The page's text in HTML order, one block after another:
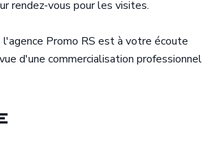
rendez-vous pour les visites.
Promo RS est à votre écoute
d'une commercialisation professionnel